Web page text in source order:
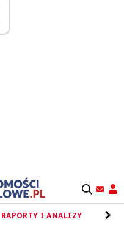
RAPORTY I ANALIZY